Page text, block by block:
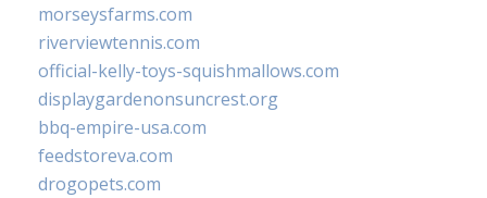
morseysfarms.com
riverviewtennis.com
official-kelly-toys-squishmallows.com
displaygardenonsuncrest.org
bbq-empire-usa.com
feedstoreva.com
drogopets.com